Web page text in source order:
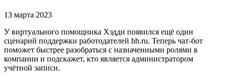
13 марта 2023
У виртуального помощника Хэдди появился ещё один
сценарий поддержки работодателей hh.ru. Теперь чат-бот
поможет быстрее разобраться с назначенными ролями в
компании и подскажет, кто является администратором
учётной записи.